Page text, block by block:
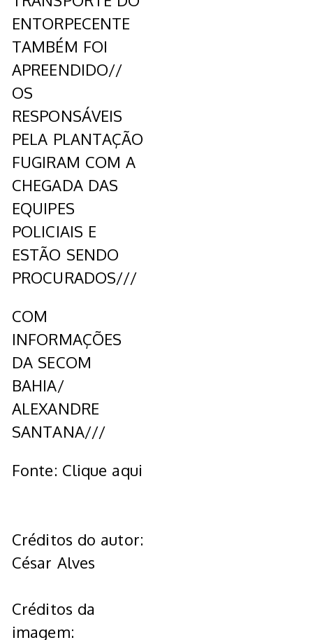
ENTORPECENTE
TAMBÉM FOI
APREENDIDO//
OS
RESPONSÁVEIS
PELA PLANTAÇÃO
FUGIRAM COM A
CHEGADA DAS
EQUIPES
POLICIAIS E
ESTÃO SENDO
PROCURADOS///
COM
INFORMAÇÕES
DA SECOM
BAHIA/
ALEXANDRE
SANTANA///
Fonte: Clique aqui
Créditos do autor:
César Alves
Créditos da
imagem: